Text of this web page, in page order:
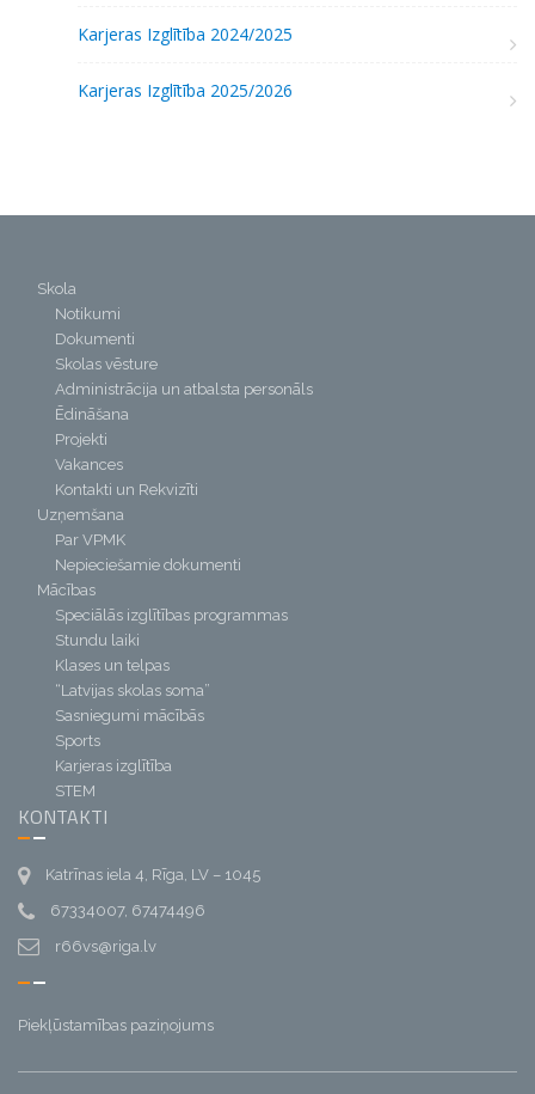
Karjeras Izglītība 2024/2025
Karjeras Izglītība 2025/2026
Skola
Notikumi
Dokumenti
Skolas vēsture
Administrācija un atbalsta personāls
Ēdināšana
Projekti
Vakances
Kontakti un Rekvizīti
Uzņemšana
Par VPMK
Nepieciešamie dokumenti
Mācības
Speciālās izglītības programmas
Stundu laiki
Klases un telpas
“Latvijas skolas soma”
Sasniegumi mācībās
Sports
Karjeras izglītība
STEM
KONTAKTI
Katrīnas iela 4, Rīga, LV – 1045
67334007, 67474496
r66vs@riga.lv
Piekļūstamības paziņojums